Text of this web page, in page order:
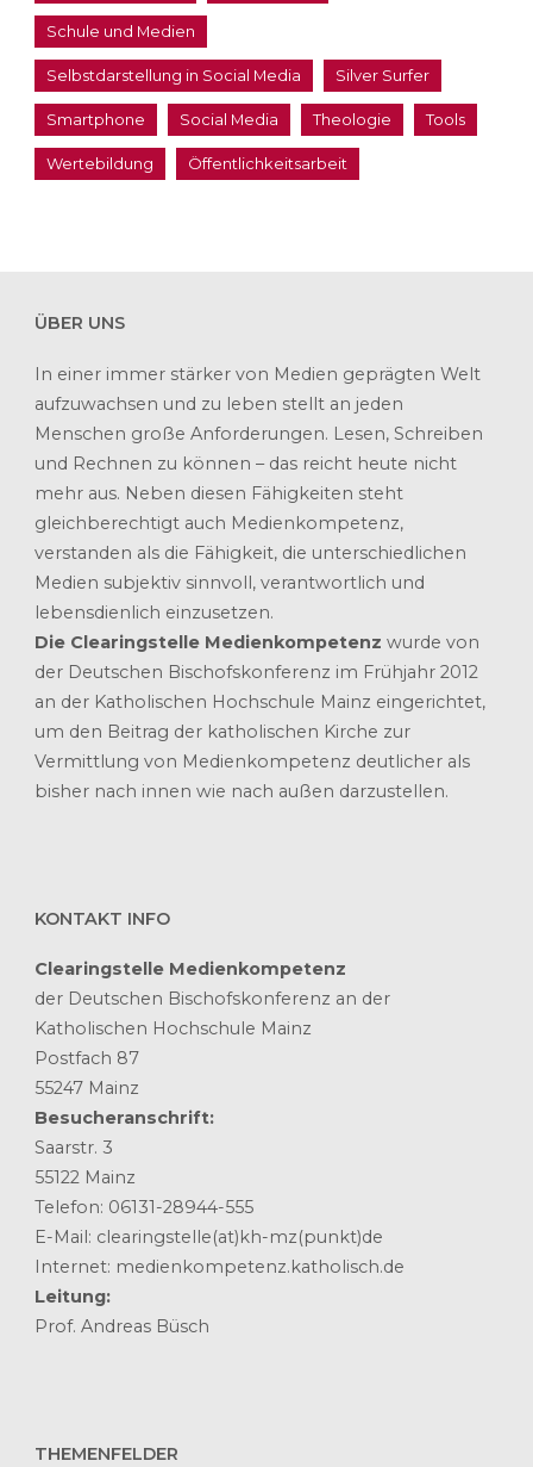
Schule und Medien
Selbstdarstellung in Social Media Silver Surfer
Smartphone Social Media Theologie Tools
Wertebildung Öffentlichkeitsarbeit
ÜBER UNS
In einer immer stärker von Medien geprägten Welt
aufzuwachsen und zu leben stellt an jeden
Menschen große Anforderungen. Lesen, Schreiben
und Rechnen zu können – das reicht heute nicht
mehr aus. Neben diesen Fähigkeiten steht
gleichberechtigt auch Medienkompetenz,
verstanden als die Fähigkeit, die unterschiedlichen
Medien subjektiv sinnvoll, verantwortlich und
lebensdienlich einzusetzen.
Die Clearingstelle Medienkompetenz wurde von
der Deutschen Bischofskonferenz im Frühjahr 2012
an der Katholischen Hochschule Mainz eingerichtet,
um den Beitrag der katholischen Kirche zur
Vermittlung von Medienkompetenz deutlicher als
bisher nach innen wie nach außen darzustellen.
KONTAKT INFO
Clearingstelle Medienkompetenz
der Deutschen Bischofskonferenz an der
Katholischen Hochschule Mainz
Postfach 87
55247 Mainz
Besucheranschrift:
Saarstr. 3
55122 Mainz
Telefon: 06131-28944-555
E-Mail: clearingstelle(at)kh-mz(punkt)de
Internet: medienkompetenz.katholisch.de
Leitung:
Prof. Andreas Büsch
THEMENFELDER